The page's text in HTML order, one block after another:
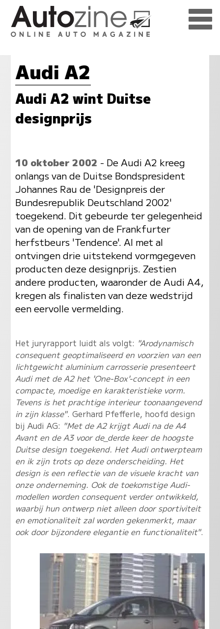
Audi A2
Audi A2 wint Duitse
designprijs
10 oktober 2002 - De Audi A2 kreeg
onlangs van de Duitse Bondspresident
Johannes Rau de 'Designpreis der
Bundesrepublik Deutschland 2002'
toegekend. Dit gebeurde ter gelegenheid
van de opening van de Frankfurter
herfstbeurs 'Tendence'. Al met al
ontvingen drie uitstekend vormgegeven
producten deze designprijs. Zestien
andere producten, waaronder de Audi A4,
kregen als finalisten van deze wedstrijd
een eervolle vermelding.
Het juryrapport luidt als volgt: "Arodynamisch
consequent geoptimaliseerd en voorzien van een
lichtgewicht aluminium carrosserie presenteert
Audi met de A2 het 'One-Box'-concept in een
compacte, moedige en karakteristieke vorm.
Tevens is het prachtige interieur toonaangevend
in zijn klasse". Gerhard Pfefferle, hoofd design
bij Audi AG: "Met de A2 krijgt Audi na de A4
Avant en de A3 voor de_derde keer de hoogste
Duitse design toegekend. Het Audi ontwerpteam
en ik zijn trots op deze onderscheiding. Het
design is een reflectie van de visuele kracht van
onze onderneming. Ook de toekomstige Audi-
modellen worden consequent verder ontwikkeld,
waarbij hun ontwerp niet alleen door sportiviteit
en emotionaliteit zal worden gekenmerkt, maar
ook door bijzondere elegantie en functionaliteit".